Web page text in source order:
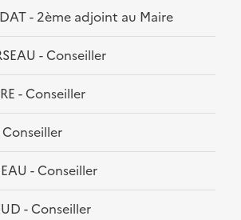
- 2ème adjoint au Maire
- Conseiller
- Conseiller
- Conseiller
- Conseiller